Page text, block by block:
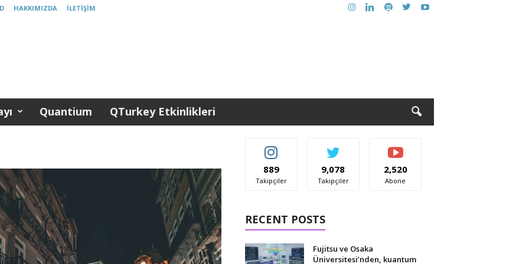
HAKKIMIZDA İLETIŞIM
Quantium QTurkey Etkinlikleri
889
Takipçiler
9,078
Takipçiler
2,520
Abone
RECENT POSTS
Fujitsu ve Osaka
Üniversitesi’nden, kuantum